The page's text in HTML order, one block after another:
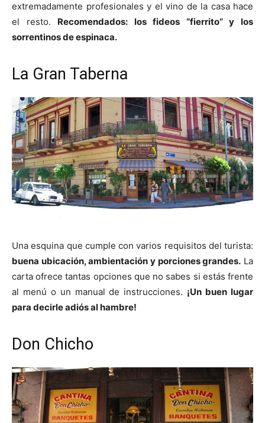
extremadamente profesionales y el vino de la casa hace
el resto. Recomendados: los fideos “fierrito” y los
sorrentinos de espinaca.
La Gran Taberna
Una esquina que cumple con varios requisitos del turista:
buena ubicación, ambientación y porciones grandes. La
carta ofrece tantas opciones que no sabes si estás frente
al menú o un manual de instrucciones. ¡Un buen lugar
para decirle adiós al hambre!
Don Chicho